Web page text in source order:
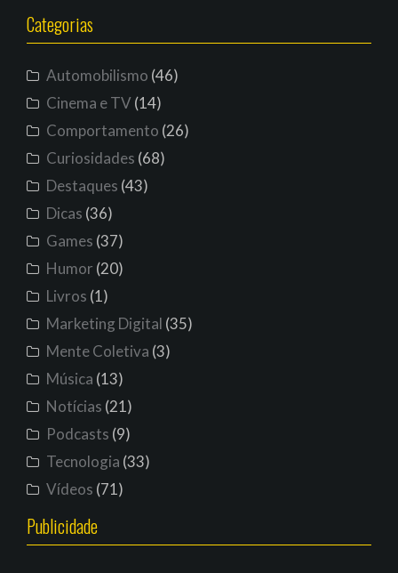
Categorias
Automobilismo (46)
Cinema e TV(14)
Comportamento (26)
Curiosidades (68)
Destaques (43)
Dicas (36)
Games (37)
Humor (20)
Livros (1)
Marketing Digital (35)
Mente Coletiva (3)
Música (13)
Notícias (21)
Podcasts (9)
Tecnologia (33)
Vídeos (71)
Publicidade